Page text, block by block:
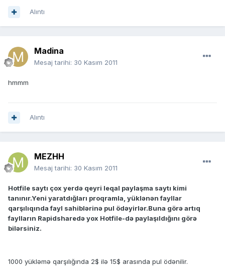
Alıntı
Madina
Mesaj tarihi: 30 Kasım 2011
hmmm
Alıntı
MEZHH
Mesaj tarihi: 30 Kasım 2011
Hotfile saytı çox yerdə qeyri leqal paylaşma saytı kimi
tanınır.Yeni yaratdığları proqramla, yüklənən fayllar
qarşılıqında fayl sahiblərinə pul ödəyirlər.Buna görə artıq
faylların Rapidsharedə yox Hotfile-də paylaşıldığını görə
bilərsiniz.
1000 yükləmə qarşılığında 2$ ilə 15$ arasında pul ödənilir.